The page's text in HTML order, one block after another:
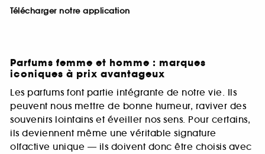
Télécharger notre application
Parfums femme et homme : marques
iconiques à prix avantageux
Les parfums font partie intégrante de notre vie. Ils
peuvent nous mettre de bonne humeur, raviver des
souvenirs lointains et éveiller nos sens. Pour certains,
ils deviennent même une véritable signature
olfactive unique — ils doivent donc être choisis avec